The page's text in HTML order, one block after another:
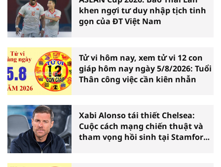
khen ngợi tư duy nhập tịch tinh
gọn của ĐT Việt Nam
Tử vi hôm nay, xem tử vi 12 con
giáp hôm nay ngày 5/8/2026: Tuổi
Thân công việc cần kiên nhẫn
Xabi Alonso tái thiết Chelsea:
Cuộc cách mạng chiến thuật và
tham vọng hồi sinh tại Stamford